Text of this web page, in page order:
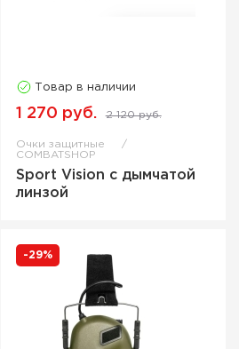
Товар в наличии
1 270 руб. 2 120 руб.
Очки защитные
COMBATSHOP
Sport Vision с дымчатой
линзой
-29%